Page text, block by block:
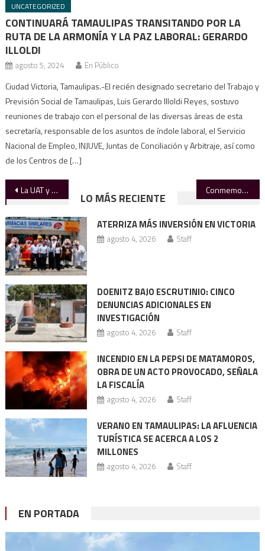
UNCATEGORIZED
CONTINUARÁ TAMAULIPAS TRANSITANDO POR LA
RUTA DE LA ARMONÍA Y LA PAZ LABORAL: GERARDO
ILLOLDI
agosto 5, 2024 En Público
Ciudad Victoria, Tamaulipas.-El recién designado secretario del Trabajo y
Previsión Social de Tamaulipas, Luis Gerardo Illoldi Reyes, sostuvo
reuniones de trabajo con el personal de las diversas áreas de esta
secretaría, responsable de los asuntos de índole laboral, el Servicio
Nacional de Empleo, INJUVE, Juntas de Conciliación y Arbitraje, así como
de los Centros de […]
Navegación
de
entradas
La UAT y el Ayuntamiento de Tampico suman esfuerzos para el bienestar social Conmemora DIF Madero Día Internacional de las Personas con Discapacidad
LO MÁS RECIENTE
ATERRIZA MÁS INVERSIÓN EN VICTORIA
agosto 4, 2026 Staff
DOENITZ BAJO ESCRUTINIO: CINCO
DENUNCIAS ADICIONALES EN
INVESTIGACIÓN
agosto 4, 2026 Staff
INCENDIO EN LA PEPSI DE MATAMOROS,
OBRA DE UN ACTO PROVOCADO, SEÑALA
LA FISCALÍA
agosto 4, 2026 Staff
VERANO EN TAMAULIPAS: LA AFLUENCIA
TURÍSTICA SE ACERCA A LOS 2
MILLONES
agosto 4, 2026 Staff
EN PORTADA